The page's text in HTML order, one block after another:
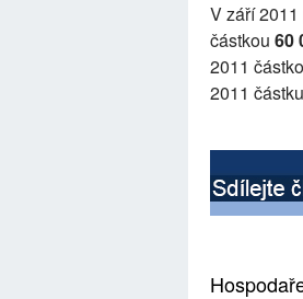
V září
částkou 60
2011
2011 částku